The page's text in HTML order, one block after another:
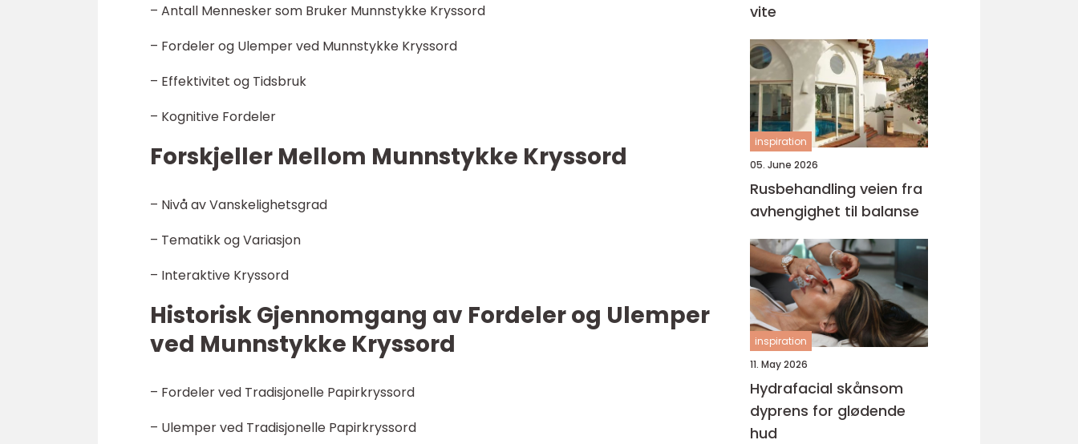
– Antall Mennesker som Bruker Munnstykke Kryssord
– Fordeler og Ulemper ved Munnstykke Kryssord
– Effektivitet og Tidsbruk
– Kognitive Fordeler
Forskjeller Mellom Munnstykke Kryssord
– Nivå av Vanskelighetsgrad
– Tematikk og Variasjon
– Interaktive Kryssord
Historisk Gjennomgang av Fordeler og Ulemper
ved Munnstykke Kryssord
– Fordeler ved Tradisjonelle Papirkryssord
– Ulemper ved Tradisjonelle Papirkryssord
vite
inspiration
05. June 2026
Rusbehandling veien fra
avhengighet til balanse
inspiration
11. May 2026
Hydrafacial skånsom
dyprens for glødende
hud